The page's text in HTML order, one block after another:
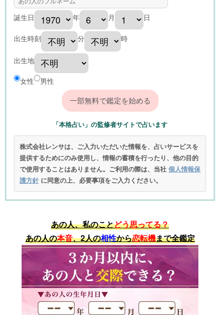
誕生日 年 月 日
出生時刻 分 時
出生地
女性 男性
「本格占い」の監修者サイトで占います
株式会社レンサは、ご入力いただいた情報を、占いサービスを
提供するためにのみ使用し、情報の蓄積を行ったり、他の目的
で使用することはありません。ご利用の際は、当社 個人情報保
護方針 に同意の上、必要事項をご入力ください。
あの人、私のことどう思ってる？
あの人の本音、2人の相性から恋転機まで全鑑定